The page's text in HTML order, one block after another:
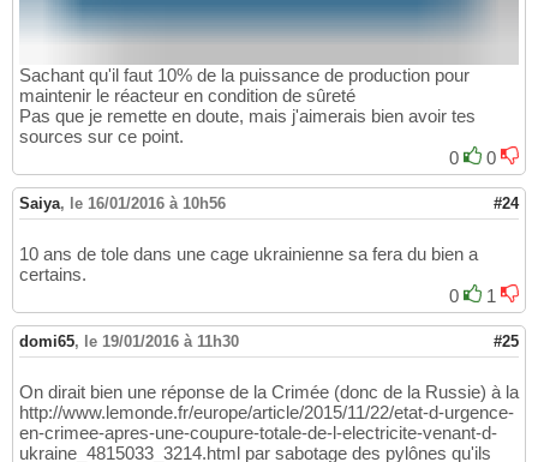
Sachant qu'il faut 10% de la puissance de production pour
maintenir le réacteur en condition de sûreté
Pas que je remette en doute, mais j'aimerais bien avoir tes
sources sur ce point.
0
0
Saiya, le 16/01/2016 à 10h56 #24
10 ans de tole dans une cage ukrainienne sa fera du bien a
certains.
0
1
domi65, le 19/01/2016 à 11h30 #25
On dirait bien une réponse de la Crimée (donc de la Russie) à la
http://www.lemonde.fr/europe/article/2015/11/22/etat-d-urgence-
en-crimee-apres-une-coupure-totale-de-l-electricite-venant-d-
ukraine_4815033_3214.html par sabotage des pylônes qu'ils